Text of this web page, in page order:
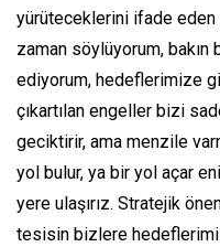
yürüteceklerini ifade eden
zaman söylüyorum,
ediyorum, hedeflerimize
çıkartılan engeller bizi
geciktirir, ama menzile
yol bulur, ya bir yol açar
yere ulaşırız. Stratejik
tesisin bizlere